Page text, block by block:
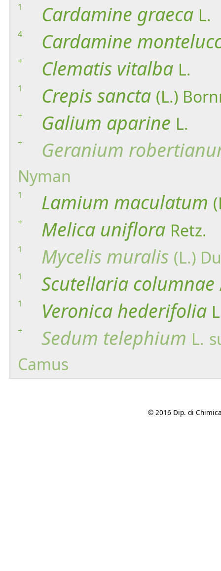
1 Cardamine graeca L.
4 Cardamine
+ Clematis vitalba L.
1 Crepissancta (L.)
+ Galium aparine L.
+ Geranium
Nyman
1 Lamium maculatum
+ Melica uniflora Retz.
1 Mycelis muralis (L.)
1 Scutellaria columnae
1 Veronica hederifolia
+ Sedum telephium L.
Camus
© 2016 Dip. di